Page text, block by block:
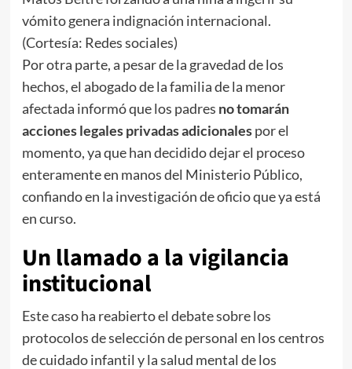
vómito genera indignación internacional.
(Cortesía: Redes sociales)
Por otra parte, a pesar de la gravedad de los
hechos, el abogado de la familia de la menor
afectada informó que los padres no tomarán
acciones legales privadas adicionalespor el
momento, ya que han decidido dejar el proceso
enteramente en manos del Ministerio Público,
confiando en la investigación de oficio que ya está
en curso.
Un llamado a la vigilancia
institucional
Este caso ha reabierto el debate sobre los
protocolos de selección de personal en los centros
de cuidado infantil y la salud mental de los